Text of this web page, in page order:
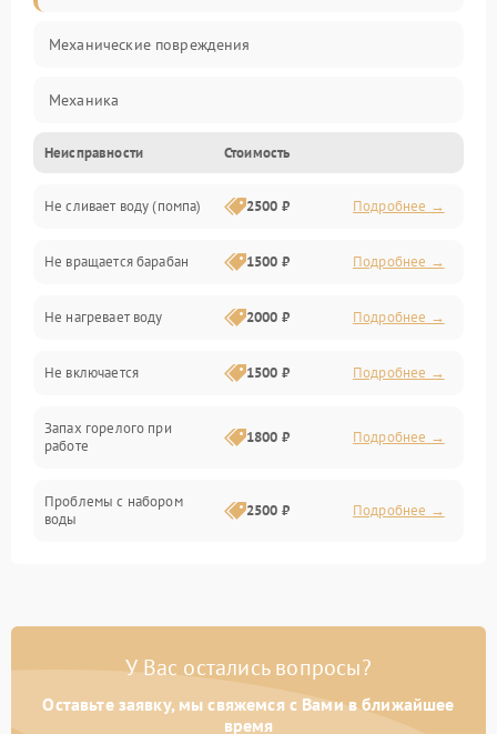
Механические повреждения
Механика
Электропитание
Водоснабжение
Слив
Программное обеспечение
Неисправности Стоимость
Не сливает воду (помпа) 2500 ₽ Подробнее →
Не вращается барабан 1500 ₽ Подробнее →
Не нагревает воду 2000 ₽ Подробнее →
Не включается 1500 ₽ Подробнее →
Запах горелого при
работе
1800 ₽ Подробнее →
Проблемы с набором
воды
2500 ₽ Подробнее →
Замена платы управления 2200 ₽ Подробнее →
У Вас остались вопросы?
Оставьте заявку, мы свяжемся с Вами в ближайшее
время